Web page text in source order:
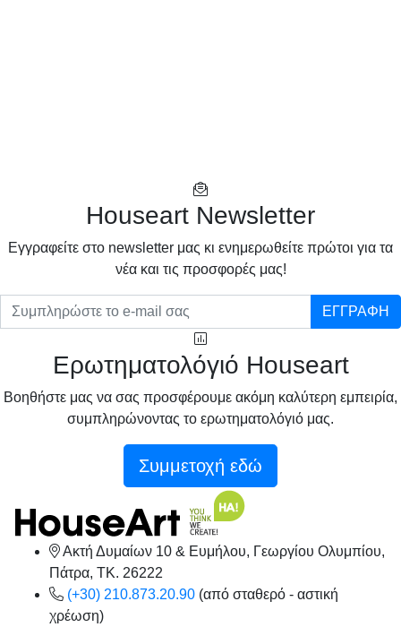
Houseart Newsletter
Eγγραφείτε στο newsletter μας κι ενημερωθείτε πρώτοι για τα
νέα και τις προσφορές μας!
ΕΓΓΡΑΦΗ
Ερωτηματολόγιό Houseart
Βοηθήστε μας να σας προσφέρουμε ακόμη καλύτερη εμπειρία,
συμπληρώνοντας το ερωτηματολόγιό μας.
Συμμετοχή εδώ
Ακτή Δυμαίων 10 & Ευμήλου, Γεωργίου Ολυμπίου,
Πάτρα, TK. 26222
(+30) 210.873.20.90 (από σταθερό - αστική
χρέωση)